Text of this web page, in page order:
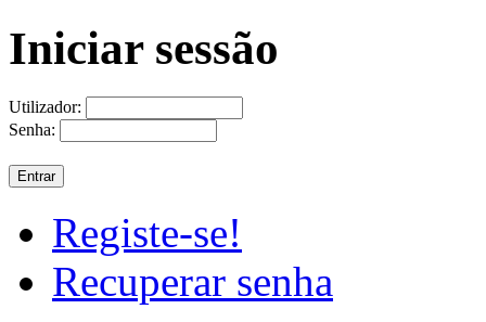
Iniciar sessão
Utilizador:
Senha:
Registe-se!
Recuperar senha